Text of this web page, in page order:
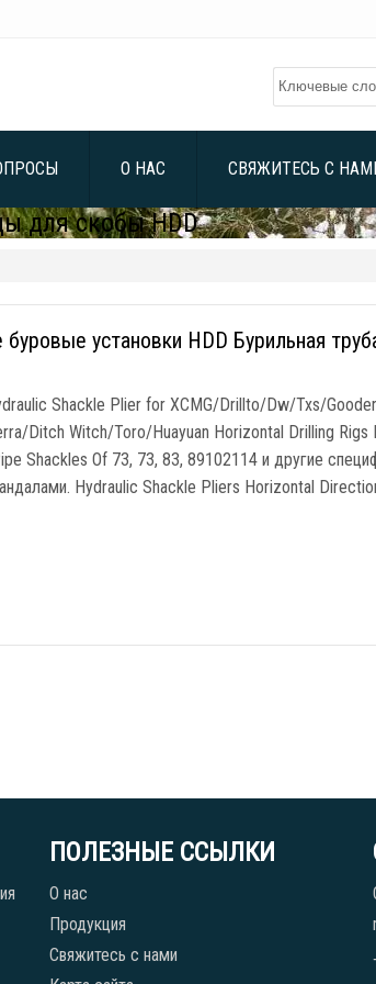
О НАС СВЯЖИТЕСЬ С
для скобы HDD
буровые установки HDD Бурильная
Shackle Plier for XCMG/Drillto/Dw/Txs/
Ditch Witch/Toro/Huayuan Horizontal Drilling Rigs
Shackles Of 73, 73, 83, 89102114 и другие
Hydraulic Shackle Pliers Horizontal
ПОЛЕЗНЫЕ ССЫЛКИ
О нас
Продукция
Свяжитесь с нами